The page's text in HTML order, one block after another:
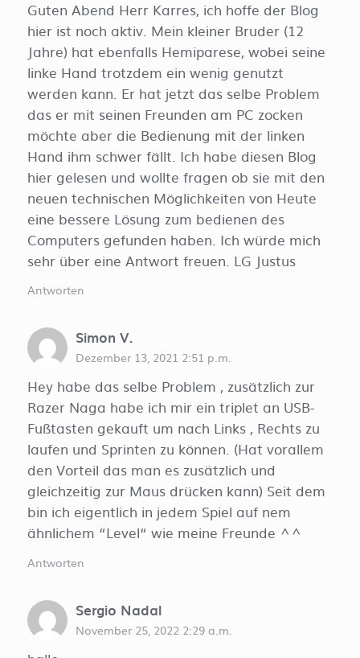
Guten Abend Herr Karres, ich hoffe der Blog
hier ist noch aktiv. Mein kleiner Bruder (12
Jahre) hat ebenfalls Hemiparese, wobei seine
linke Hand trotzdem ein wenig genutzt
werden kann. Er hat jetzt das selbe Problem
das er mit seinen Freunden am PC zocken
möchte aber die Bedienung mit der linken
Hand ihm schwer fällt. Ich habe diesen Blog
hier gelesen und wollte fragen ob sie mit den
neuen technischen Möglichkeiten von Heute
eine bessere Lösung zum bedienen des
Computers gefunden haben. Ich würde mich
sehr über eine Antwort freuen. LG Justus
Antworten
Simon V.
Dezember 13, 2021 2:51 p.m.
Hey habe das selbe Problem , zusätzlich zur
Razer Naga habe ich mir ein triplet an USB-
Fußtasten gekauft um nach Links , Rechts zu
laufen und Sprinten zu können. (Hat vorallem
den Vorteil das man es zusätzlich und
gleichzeitig zur Maus drücken kann) Seit dem
bin ich eigentlich in jedem Spiel auf nem
ähnlichem “Level“ wie meine Freunde ^^
Antworten
Sergio Nadal
November 25, 2022 2:29 a.m.